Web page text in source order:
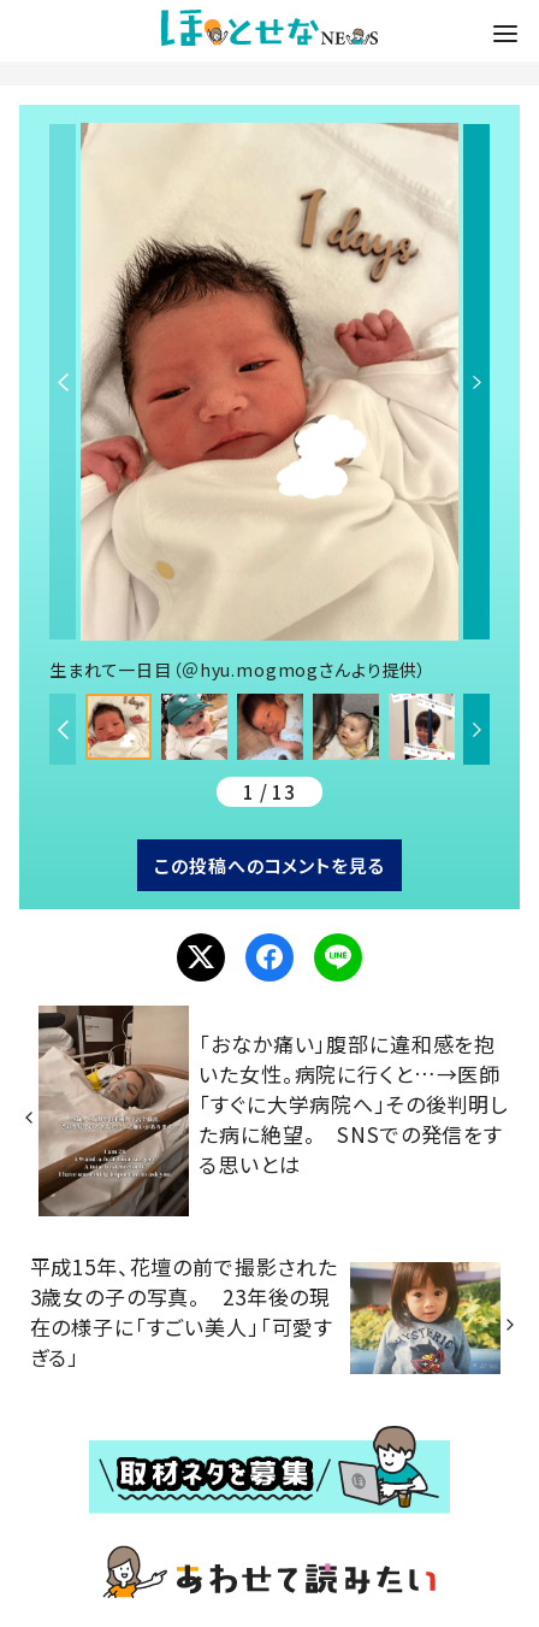
生まれて一日目（＠hyu.mogmogさんより提供）
1 / 13
この投稿へのコメントを見る
「おなか痛い」腹部に違和感を抱
いた女性。病院に行くと…→医師
「すぐに大学病院へ」その後判明し
た病に絶望。 SNSでの発信をす
る思いとは
平成15年、花壇の前で撮影された
3歳女の子の写真。 23年後の現
在の様子に「すごい美人」「可愛す
ぎる」